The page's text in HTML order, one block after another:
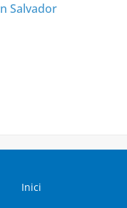
Inici